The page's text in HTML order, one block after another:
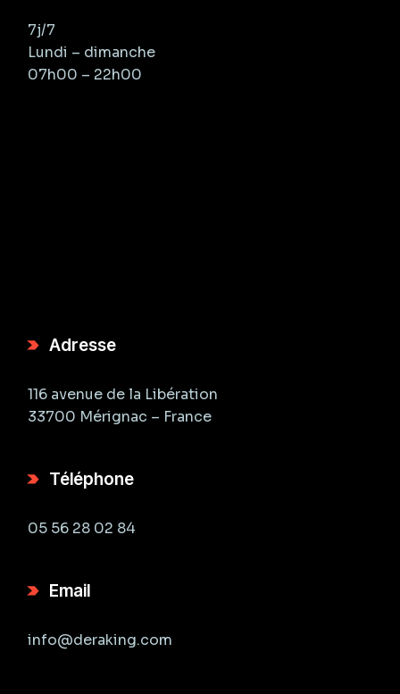
7j/7
Lundi – dimanche
07h00 – 22h00
Adresse
116 avenue de la Libération
33700 Mérignac – France
Téléphone
05 56 28 02 84
Email
info@deraking.com